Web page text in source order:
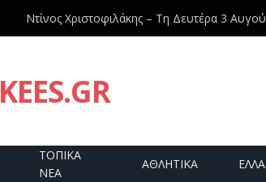
KEES.GR
ΤΟΠΙΚΑ
ΝΕΑ
ΑΘΛΗΤΙΚΑ